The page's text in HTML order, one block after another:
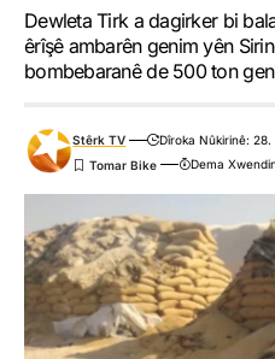
Dewleta Tirk a dagirker bi
êrîşê ambarên genim yên
bombebaranê de 500 ton
Stêrk TV
Dîroka Nûkirinê: 28.
Dema